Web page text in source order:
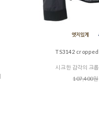
TS3142
시크한 감각의 크
107,400원